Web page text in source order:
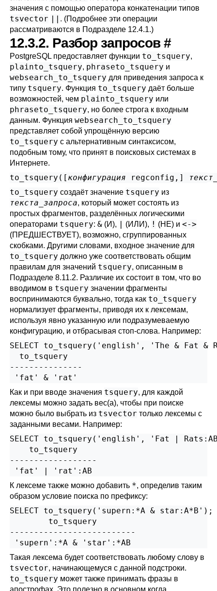
значения с помощью оператора конкатенации типов
tsvector || . (Подробнее эти операции
рассматриваются в Подразделе 12.4.1.)
12.3.2. Разбор запросов #
PostgreSQL предоставляет функции to_tsquery,
plainto_tsquery, phraseto_tsquery и
websearch_to_tsquery для приведения запроса к
типу tsquery. Функция to_tsquery даёт больше
возможностей, чем plainto_tsquery или
phraseto_tsquery, но более строга к входным
данным. Функция websearch_to_tsquery
представляет собой упрощённую версию
to_tsquery с альтернативным синтаксисом,
подобным тому, что принят в поисковых системах в
Интернете.
to_tsquery([ конфигурация regconfig , ]
to_tsquery создаёт значение tsquery из
текста_запроса, который может состоять из
простых фрагментов, разделённых логическими
операторами tsquery: & (И), | (ИЛИ), ! (НЕ) и <->
(ПРЕДШЕСТВУЕТ), возможно, сгруппированных
скобками. Другими словами, входное значение для
to_tsquery должно уже соответствовать общим
правилам для значений tsquery, описанным в
Подразделе 8.11.2. Различие их состоит в том, что во
вводимом в tsquery значении фрагменты
воспринимаются буквально, тогда как to_tsquery
нормализует фрагменты, приводя их к лексемам,
используя явно указанную или подразумеваемую
конфигурацию, и отбрасывая стоп-слова. Например:
SELECT to_tsquery('english', 'The & Fat &
  to_tsquery
---------------
Как и при вводе значения tsquery, для каждой
лексемы можно задать вес(а), чтобы при поиске
можно было выбрать из tsvector только лексемы с
заданными весами. Например:
SELECT to_tsquery('english', 'Fat |
    to_tsquery
------------------
К лексеме также можно добавить *, определив таким
образом условие поиска по префиксу:
SELECT to_tsquery('supern:*A & star:A*B');
        to_tsquery
--------------------------
Такая лексема будет соответствовать любому слову в
tsvector, начинающемуся с данной подстроки.
to_tsquery может также принимать фразы в
апострофах. Это полезно в основном когда